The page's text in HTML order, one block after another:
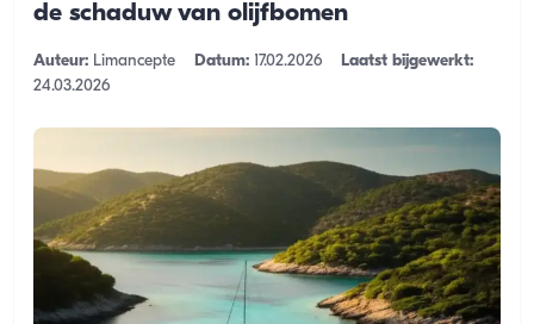
de schaduw van olijfbomen
Auteur: Limancepte Datum: 17.02.2026
Laatst bijgewerkt:
24.03.2026